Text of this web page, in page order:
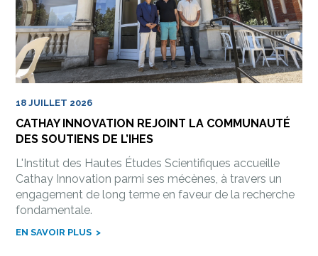
18 JUILLET 2026
CATHAY INNOVATION REJOINT LA COMMUNAUTÉ
DES SOUTIENS DE L’IHES
L'Institut des Hautes Études Scientifiques accueille
Cathay Innovation parmi ses mécènes, à travers un
engagement de long terme en faveur de la recherche
fondamentale.
EN SAVOIR PLUS